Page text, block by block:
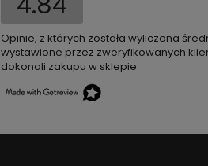
Opinie, z których została wyliczona
wystawione przez zweryfikowanych
dokonali zakupu w sklepie.